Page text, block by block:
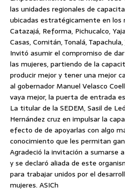
las unidades regionales de
ubicadas estratégicamente en los
Catazajá, Reforma, Pichucalco,
Casas, Comitán, Tonalá,
Invitó asumir el compromiso de
las mujeres, partiendo de la
producir mejor y tener una mejor
al gobernador Manuel Velasco
vaya mejor, la puerta de entrada
La titular de la SEDEM, Sasil de
Hernández cruz en impulsar la
efecto de de apoyarlas con algo
conocimiento que les permitan
Agradeció la invitación a sumarse
y se declaró aliada de este
para trabajar unidos por el
mujeres. ASICh